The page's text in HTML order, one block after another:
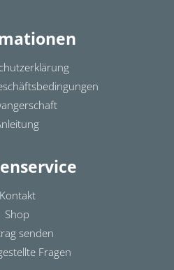
Kontakt
Shop
senden
Fragen